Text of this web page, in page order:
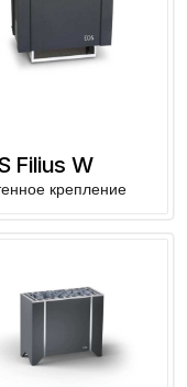
Filius W
крепление